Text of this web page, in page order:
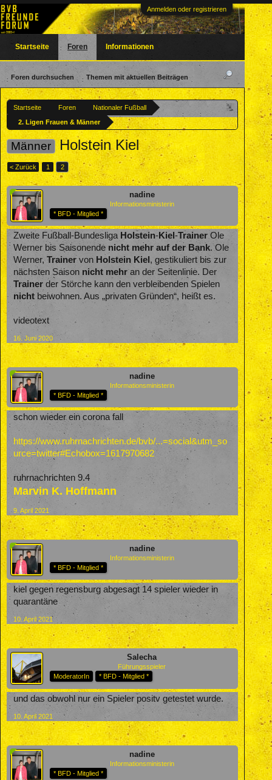
Anmelden oder registrieren
Startseite Foren
Nationaler Fußball
2. Ligen Frauen & Männer
Männer Holstein Kiel
< Zurück 1 2
nadine
Informationsministerin
* BFD - Mitglied *
Zweite Fußball-Bundesliga Holstein-Kiel -Trainer Ole
Werner bis Saisonende nicht mehr auf der Bank. Ole
Werner,Trainervon Holstein Kiel , gestikuliert bis zur
nächsten Saison nicht mehr an der Seitenlinie. Der
Trainer der Störche kann den verbleibenden Spielen
nicht beiwohnen. Aus „privaten Gründen“, heißt es.
videotext
16. Juni 2020
nadine
Informationsministerin
* BFD - Mitglied *
schon wieder ein corona fall
https://www.ruhrnachrichten.de/bvb/...=social&utm_so
urce=twitter#Echobox=1617970682
ruhrnachrichten 9.4
Marvin K. Hoffmann
9. April 2021
nadine
Informationsministerin
* BFD - Mitglied *
kiel gegen regensburg abgesagt 14 spieler wieder in
quarantäne
10. April 2021
Salecha
Führungsspieler
ModeratorIn
* BFD - Mitglied *
und das obwohl nur ein Spieler positv getestet wurde.
10. April 2021
nadine
Informationsministerin
* BFD - Mitglied *
Startseite Foren
Foren durchsuchen Themen mit aktuellen Beiträgen
Informationen